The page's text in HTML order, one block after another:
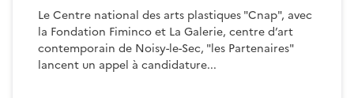
Le Centre national des arts plastiques "Cnap", avec
la Fondation Fiminco et La Galerie, centre d’art
contemporain de Noisy-le-Sec, "les Partenaires"
lancent un appel à candidature...